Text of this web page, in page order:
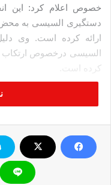
خصوص اعلام کرد: این
دستگیری السیسی به محض
ارائه کرده است. وی
السیسی درخصوص ارتکاب
کرده است.
طیوب همچنین سفر
جنوبی نیز از تقاضای
داد. قرار است السیسی
نشست اتحادیه آفریقا،